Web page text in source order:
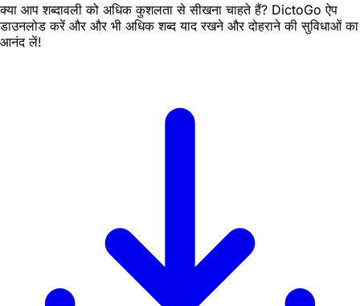
क्या आप शब्दावली को अधिक कुशलता से सीखना चाहते हैं? DictoGo ऐप
डाउनलोड करें और और भी अधिक शब्द याद रखने और दोहराने की सुविधाओं का
आनंद लें!